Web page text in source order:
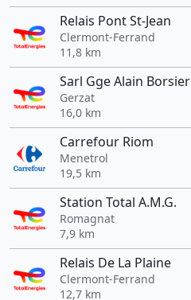
Relais Pont St-Jean
Clermont-Ferrand
11,8 km
Sarl Gge Alain Borsier
Gerzat
16,0 km
Carrefour Riom
Menetrol
19,5 km
Station Total A.M.G.
Romagnat
7,9 km
Relais De La Plaine
Clermont-Ferrand
12,7 km